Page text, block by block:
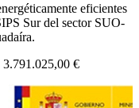
eficientes
Sur del sector SUO-
€